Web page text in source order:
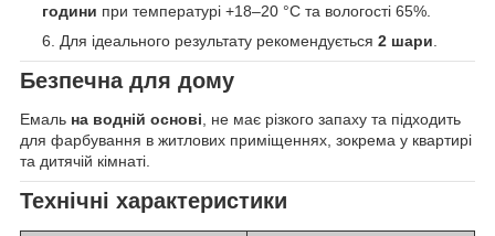
години при температурі +18–20 °C та вологості 65%.
Для ідеального результату рекомендується 2 шари
Безпечна для дому
Емаль на водній основі , не має різкого запаху та підходить
для фарбування в житлових приміщеннях, зокрема у квартирі
та дитячій кімнаті.
Технічні характеристики